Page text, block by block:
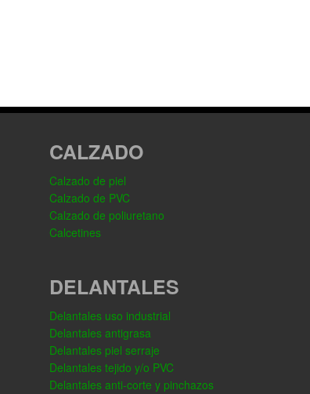
CALZADO
Calzado de piel
Calzado de PVC
Calzado de poliuretano
Calcetines
DELANTALES
Delantales uso industrial
Delantales antigrasa
Delantales piel serraje
Delantales tejido y/o PVC
Delantales anti-corte y pinchazos